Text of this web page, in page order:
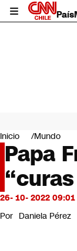
País
Mundo
Negocios
Deportes
Programas
Cultura
Servicios
Bits
CNN Data
Inicio Mundo
Papa
26- 10- 2022 09:01
Por Daniela Pérez